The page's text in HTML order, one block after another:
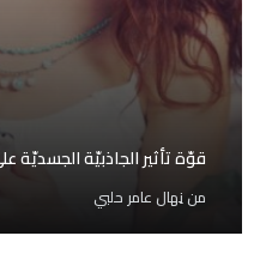
قوّة تأثير الجاذبيّة الجسديّة
مننِهال عامر حلبي